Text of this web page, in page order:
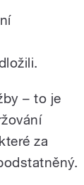
– to je
za